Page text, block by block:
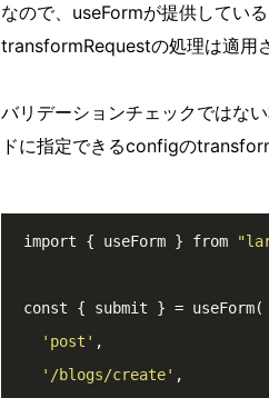
なので、useFormが提供してい
transformRequestの処理は適用
バリデーションチェックではな
ドに指定できるconfigの
import { useForm } from
const { submit } = useForm(
'post' ,
'/blogs/create' ,